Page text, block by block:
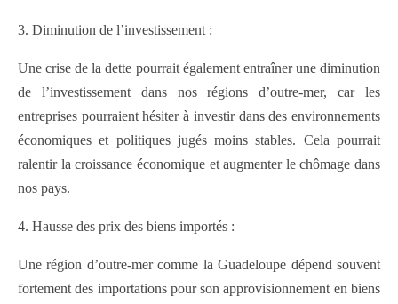
3. Diminution de l’investissement :
Une crise de la dette pourrait également entraîner une diminution
de l’investissement dans nos régions d’outre-mer, car les
entreprises pourraient hésiter à investir dans des environnements
économiques et politiques jugés moins stables. Cela pourrait
ralentir la croissance économique et augmenter le chômage dans
nos pays.
4. Hausse des prix des biens importés :
Une région d’outre-mer comme la Guadeloupe dépend souvent
fortement des importations pour son approvisionnement en biens